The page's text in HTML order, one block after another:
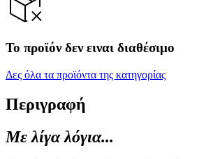
Το προϊόν δεν ειναι διαθέσιμο
Δες όλα τα προϊόντα της κατηγορίας
Περιγραφή
Με λίγα λόγια...